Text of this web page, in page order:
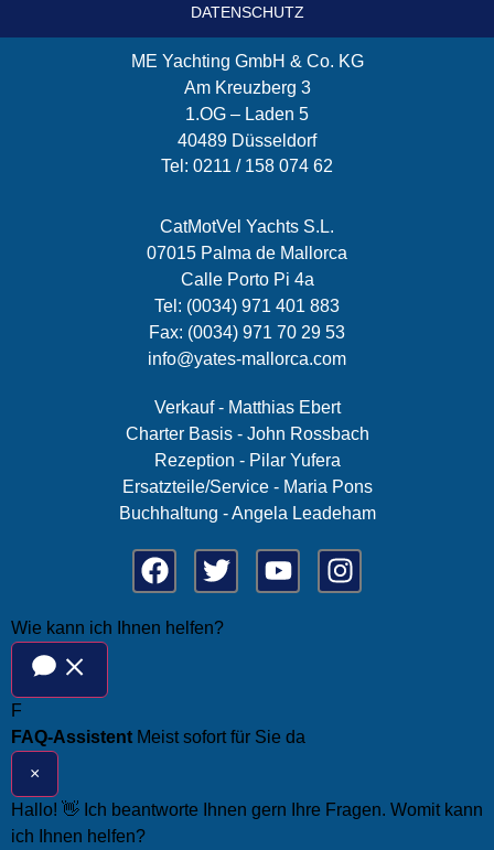
DATENSCHUTZ
ME Yachting GmbH & Co. KG
Am Kreuzberg 3
1.OG – Laden 5
40489 Düsseldorf
Tel: 0211 / 158 074 62
CatMotVel Yachts S.L.
07015 Palma de Mallorca
Calle Porto Pi 4a
Tel: (0034) 971 401 883
Fax: (0034) 971 70 29 53
info@yates-mallorca.com
Verkauf - Matthias Ebert
Charter Basis - John Rossbach
Rezeption - Pilar Yufera
Ersatzteile/Service - Maria Pons
Buchhaltung - Angela Leadeham
Wie kann ich Ihnen helfen?
F
FAQ-Assistent Meist sofort für Sie da
×
Hallo! 👋 Ich beantworte Ihnen gern Ihre Fragen. Womit kann
ich Ihnen helfen?